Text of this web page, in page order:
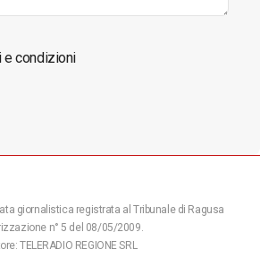
e condizioni
giornalistica registrata al Tribunale di Ragusa
n° 5 del 08/05/2009.
TELERADIO REGIONE SRL